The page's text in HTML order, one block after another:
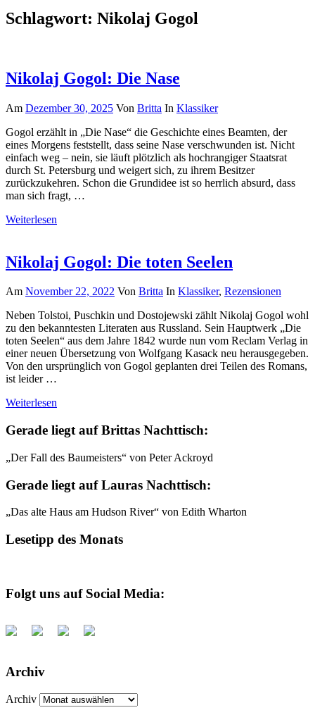
Schlagwort: Nikolaj Gogol
Nikolaj Gogol: Die Nase
Am Dezember 30, 2025 Von Britta In Klassiker
Gogol erzählt in „Die Nase“ die Geschichte eines Beamten, der
eines Morgens feststellt, dass seine Nase verschwunden ist. Nicht
einfach weg – nein, sie läuft plötzlich als hochrangiger Staatsrat
durch St. Petersburg und weigert sich, zu ihrem Besitzer
zurückzukehren. Schon die Grundidee ist so herrlich absurd, dass
man sich fragt, …
Weiterlesen
Nikolaj Gogol: Die toten Seelen
Am November 22, 2022 Von Britta In Klassiker, Rezensionen
Neben Tolstoi, Puschkin und Dostojewski zählt Nikolaj Gogol wohl
zu den bekanntesten Literaten aus Russland. Sein Hauptwerk „Die
toten Seelen“ aus dem Jahre 1842 wurde nun vom Reclam Verlag in
einer neuen Übersetzung von Wolfgang Kasack neu herausgegeben.
Von den ursprünglich von Gogol geplanten drei Teilen des Romans,
ist leider …
Weiterlesen
Gerade liegt auf Brittas Nachttisch:
„Der Fall des Baumeisters“ von Peter Ackroyd
Gerade liegt auf Lauras Nachttisch:
„Das alte Haus am Hudson River“ von Edith Wharton
Lesetipp des Monats
Folgt uns auf Social Media:
Archiv
Archiv